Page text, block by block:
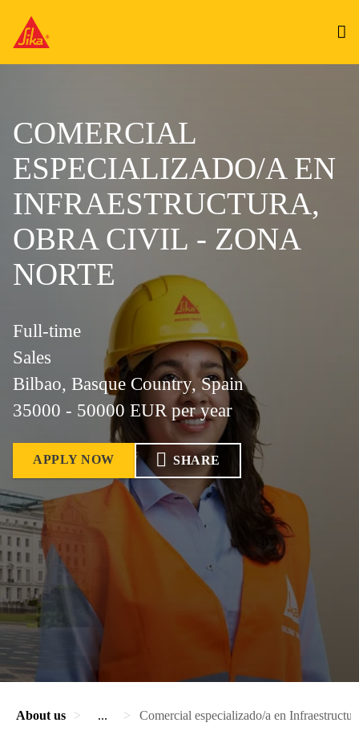
COMERCIAL
ESPECIALIZADO/A EN
INFRAESTRUCTURA,
OBRA CIVIL - ZONA
NORTE
Full-time
Sales
Bilbao, Basque Country, Spain
35000 - 50000 EUR per year
APPLY NOW SHARE
About us ... Comercial especializado/a en